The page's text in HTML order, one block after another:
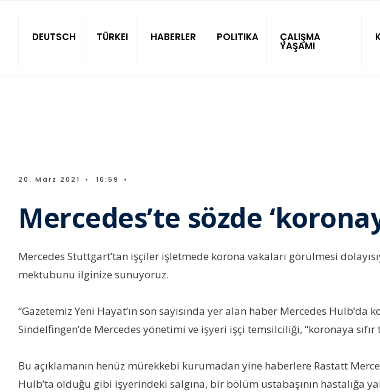
Sitede ara
DEUTSCH TÜRKEI HABERLER POLITIKA ÇALIŞMA
YAŞAMI
20. März 2021 • 16:59 •
Mercedes’te sözde
Mercedes Stuttgart’tan işçiler işletmede korona vakaları görülmesi
mektubunu ilginize sunuyoruz.
“Gazetemiz Yeni Hayat’ın son sayısında yer alan haber Mercedes
Sindelfingen’de Mercedes yönetimi ve işyeri işçi temsilciliği, “koronaya
Bu açıklamanın henüz mürekkebi kurumadan yine haberlere Rastatt
Hulb’ta olduğu gibi işyerindeki salgına, bir bölüm ustabaşının hastalığa